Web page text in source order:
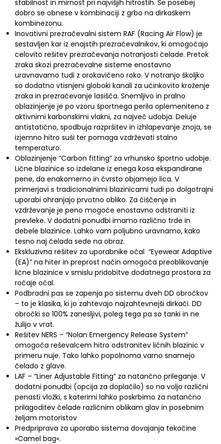
stabilnost in mirnost pri najvišjih hitrostih. Še posebej
dobro se obnese v kombinaciji z grbo na dirkaškem
kombinezonu.
Inovativni prezračevalni sistem RAF (Racing Air Flow) je
sestavljen kar iz enajstih prezračevalnikov, ki omogočajo
celovito rešitev prezračevanja notranjosti čelade. Pretok
zraka skozi prezračevalne sisteme enostavno
uravnavamo tudi z orokavičeno roko. V notranjo školjko
so dodatno vtisnjeni globoki kanali za učinkovito kroženje
zraka in prezračevanje lasišča. Snemljivo in pralno
oblazinjenje je po vzoru športnega perila oplemeniteno z
aktivnimi karbonskimi vlakni, za največ udobja. Deluje
antistatično, spodbuja razpršitev in izhlapevanje znoja, se
izjemno hitro suši ter pomaga vzdrževati stalno
temperaturo.
Oblazinjenje “Carbon fitting” za vrhunsko športno udobje.
Lične blazinice so izdelane iz enega kosa ekspandirane
pene, da enakomerno in čvrsto objamejo lica. V
primerjavi s tradicionalnimi blazinicami tudi po dolgotrajni
uporabi ohranjajo prvotno obliko. Za čiščenje in
vzdrževanje je peno mogoče enostavno odstraniti iz
prevleke. V dodatni ponudbi imamo različno trde in
debele blazinice. Lahko vam poljubno uravnamo, kako
tesno naj čelada sede na obraz.
Ekskluzivna rešitev za uporabnike očal “Eyewear Adaptive
(EA)” na hiter in preprost način omogoča preoblikovanje
lične blazinice v smislu pridobitve dodatnega prostora za
ročaje očal.
Podbradni pas se zapenja po sistemu dveh DD obročkov
– to je klasika, ki jo zahtevajo najzahtevnejši dirkači. DD
obročki so 100% zanesljivi, poleg tega pa so tanki in ne
žulijo v vrat.
Rešitev NERS – “Nolan Emergency Release System”
omogoča reševalcem hitro odstranitev ličnih blazinic v
primeru nuje. Tako lahko popolnoma varno snamejo
čelado z glave.
LAF – “Liner Adjustable Fitting” za natančno prileganje. V
dodatni ponudbi (opcija za doplačilo) so na voljo različni
penasti vložki, s katerimi lahko poskrbimo za natančno
prilagoditev čelade različnim oblikam glav in posebnim
željam motoristov
Predpriprava za uporabo sistema dovajanja tekočine
»Camel bag«.